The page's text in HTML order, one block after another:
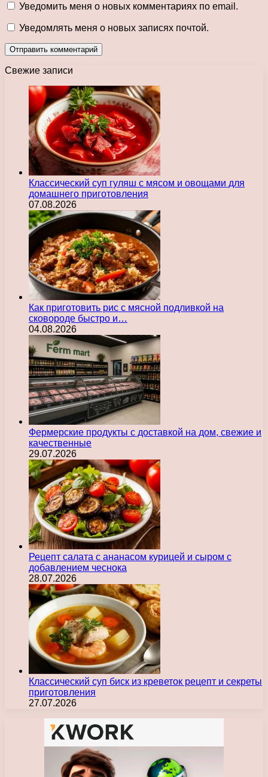
Уведомить меня о новых комментариях по email.
Уведомлять меня о новых записях почтой.
Свежие записи
Классический суп гуляш с мясом и овощами для
домашнего приготовления
07.08.2026
Как приготовить рис с мясной подливкой на
сковороде быстро и…
04.08.2026
Фермерские продукты с доставкой на дом, свежие и
качественные
29.07.2026
Рецепт салата с ананасом курицей и сыром с
добавлением чеснока
28.07.2026
Классический суп биск из креветок рецепт и секреты
приготовления
27.07.2026